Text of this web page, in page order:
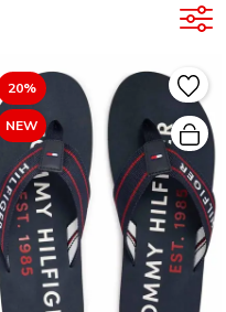
20%
NEW